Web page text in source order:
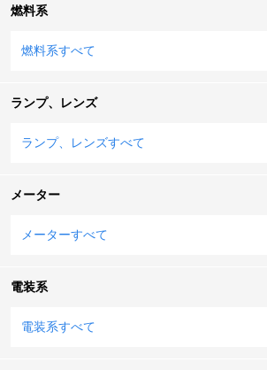
燃料系
燃料系すべて
ランプ、レンズ
ランプ、レンズすべて
メーター
メーターすべて
電装系
電装系すべて